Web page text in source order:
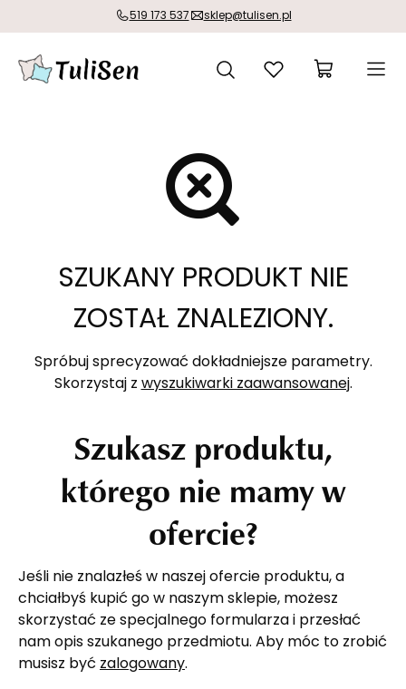
519 173 537 sklep@tulisen.pl
SZUKANY PRODUKT NIE
ZOSTAŁ ZNALEZIONY.
Spróbuj sprecyzować dokładniejsze parametry.
Skorzystaj z wyszukiwarki zaawansowanej.
Szukasz produktu,
którego nie mamy w
ofercie?
Jeśli nie znalazłeś w naszej ofercie produktu, a
chciałbyś kupić go w naszym sklepie, możesz
skorzystać ze specjalnego formularza i przesłać
nam opis szukanego przedmiotu. Aby móc to zrobić
musisz być zalogowany.